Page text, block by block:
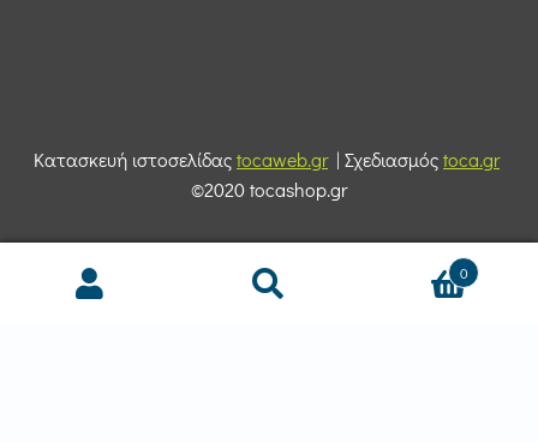
Κατασκευή ιστοσελίδαςtocaweb.gr| Σχεδιασμόςtoca.gr
©2020 tocashop.gr
0